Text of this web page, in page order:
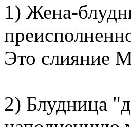
1) Жена-
Это слияние
2) Блудница